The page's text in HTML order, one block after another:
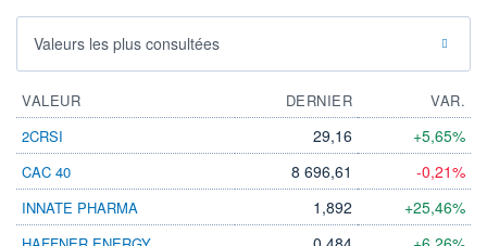
Valeurs les plus consultées
VALEUR DERNIER
VAR.
2CRSI
29,16 +5,65%
CAC 40 8 696,61 -0,21%
INNATE PHARMA 1,892 +25,46%